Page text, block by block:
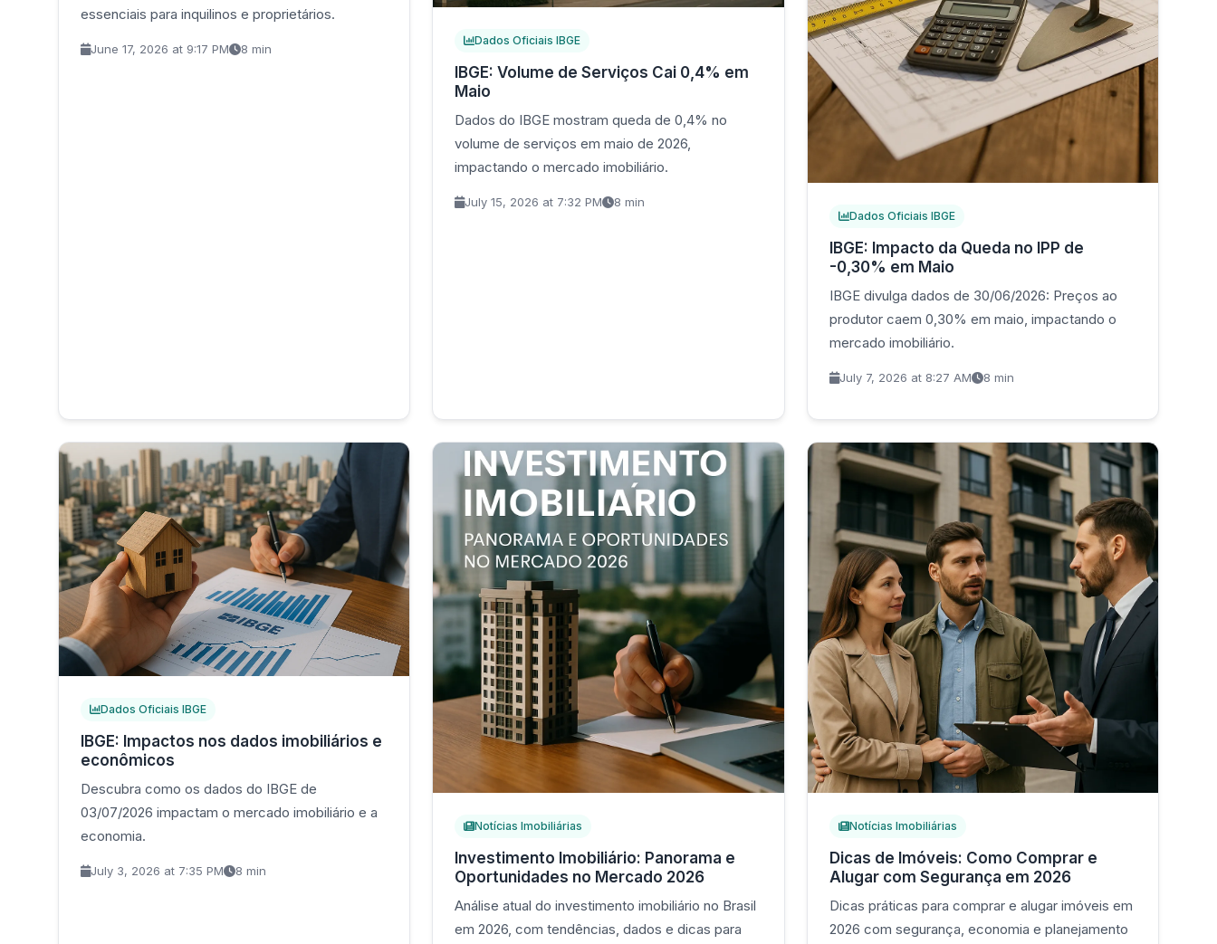
essenciais para inquilinos e proprietários.
June 17, 2026 at 9:17 PM 8 min
Dados Oficiais IBGE
IBGE: Volume de Serviços Cai 0,4% em
Maio
Dados do IBGE mostram queda de 0,4% no
volume de serviços em maio de 2026,
impactando o mercado imobiliário.
July 15, 2026 at 7:32 PM 8 min
Dados Oficiais IBGE
IBGE: Impacto da Queda no IPP de
-0,30% em Maio
IBGE divulga dados de 30/06/2026: Preços ao
produtor caem 0,30% em maio, impactando o
mercado imobiliário.
July 7, 2026 at 8:27 AM 8 min
Dados Oficiais IBGE
IBGE: Impactos nos dados imobiliários e
econômicos
Descubra como os dados do IBGE de
03/07/2026 impactam o mercado imobiliário e a
economia.
July 3, 2026 at 7:35 PM 8 min
Notícias Imobiliárias
Investimento Imobiliário: Panorama e
Oportunidades no Mercado 2026
Análise atual do investimento imobiliário no Brasil
em 2026, com tendências, dados e dicas para
Notícias Imobiliárias
Dicas de Imóveis: Como Comprar e
Alugar com Segurança em 2026
Dicas práticas para comprar e alugar imóveis em
2026 com segurança, economia e planejamento